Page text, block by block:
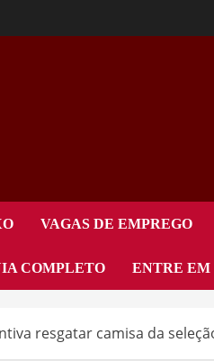
VAGAS DE EMPREGO
COMPLETO ENTRE EM
resgatar camisa da